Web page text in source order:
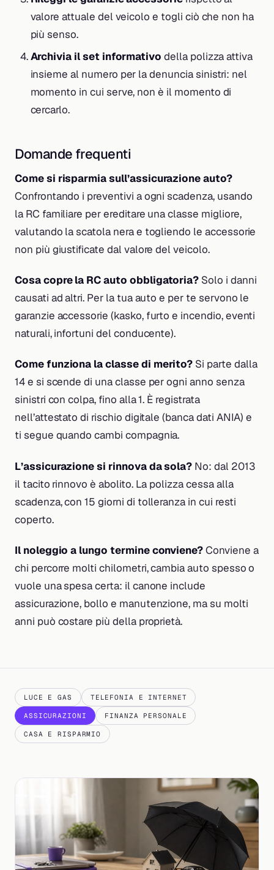
valore attuale del veicolo e togli ciò che non ha
più senso.
Archivia il set informativo della polizza attiva
insieme al numero per la denuncia sinistri: nel
momento in cui serve, non è il momento di
cercarlo.
Domande frequenti
Come si risparmia sull’assicurazione auto?
Confrontando i preventivi a ogni scadenza, usando
la RC familiare per ereditare una classe migliore,
valutando la scatola nera e togliendo le accessorie
non più giustificate dal valore del veicolo.
Cosa copre la RC auto obbligatoria? Solo i danni
causati ad altri. Per la tua auto e per te servono le
garanzie accessorie (kasko, furto e incendio, eventi
naturali, infortuni del conducente).
Come funziona la classe di merito? Si parte dalla
14 e si scende di una classe per ogni anno senza
sinistri con colpa, fino alla 1. È registrata
nell’attestato di rischio digitale (banca dati ANIA) e
ti segue quando cambi compagnia.
L’assicurazione si rinnova da sola? No: dal 2013
il tacito rinnovo è abolito. La polizza cessa alla
scadenza, con 15 giorni di tolleranza in cui resti
coperto.
Il noleggio a lungo termine conviene?Conviene a
chi percorre molti chilometri, cambia auto spesso o
vuole una spesa certa: il canone include
assicurazione, bollo e manutenzione, ma su molti
anni può costare più della proprietà.
LUCE E GAS TELEFONIA E INTERNET
ASSICURAZIONI FINANZA PERSONALE
CASA E RISPARMIO